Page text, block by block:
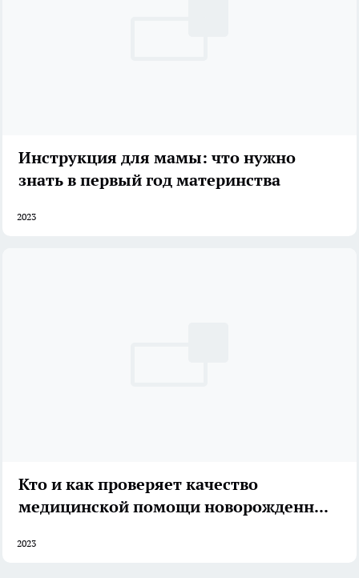
Инструкция для мамы: что нужно
знать в первый год материнства
2023
Кто и как проверяет качество
медицинской помощи новорожденным
2023